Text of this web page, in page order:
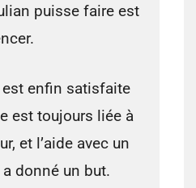
puisse faire est
enfin satisfaite
est toujours liée à
et l’aide avec un
donné un but.